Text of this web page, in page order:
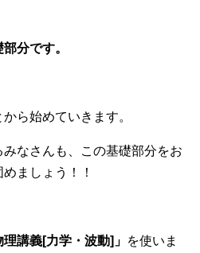
分です。
ら始めていきます。
なさんも、この基礎部分をお
ましょう！！
理講義[力学・波動] 」 を使いま